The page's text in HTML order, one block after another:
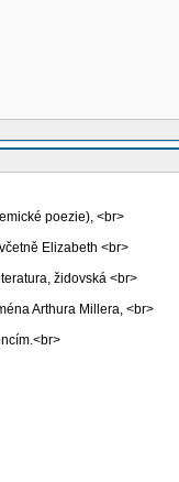
poezie), <br>
Elizabeth <br>
židovská <br>
Arthura Millera, <br>